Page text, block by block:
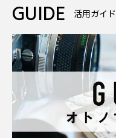
GUIDE 活用ガイド